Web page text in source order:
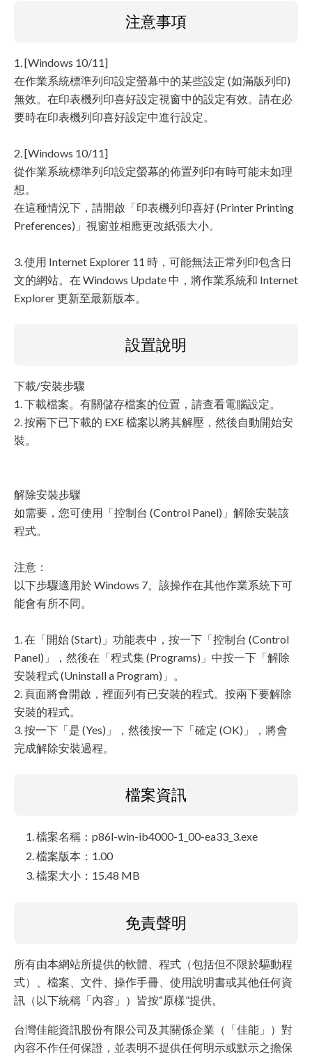
注意事項
1. [Windows 10/11]
在作業系統標準列印設定螢幕中的某些設定 (如滿版列印)
無效。在印表機列印喜好設定視窗中的設定有效。請在必
要時在印表機列印喜好設定中進行設定。
2. [Windows 10/11]
從作業系統標準列印設定螢幕的佈置列印有時可能未如理
想。
在這種情況下，請開啟「印表機列印喜好 (Printer Printing
Preferences)」視窗並相應更改紙張大小。
3. 使用 Internet Explorer 11 時，可能無法正常列印包含日
文的網站。在 Windows Update 中，將作業系統和 Internet
Explorer 更新至最新版本。
設置說明
下載/安裝步驟
1. 下載檔案。有關儲存檔案的位置，請查看電腦設定。
2. 按兩下已下載的 EXE 檔案以將其解壓，然後自動開始安
裝。
解除安裝步驟
如需要，您可使用「控制台 (Control Panel)」解除安裝該
程式。
注意：
以下步驟適用於 Windows 7。該操作在其他作業系統下可
能會有所不同。
1. 在「開始 (Start)」功能表中，按一下「控制台 (Control
Panel)」，然後在「程式集 (Programs)」中按一下「解除
安裝程式 (Uninstall a Program)」。
2. 頁面將會開啟，裡面列有已安裝的程式。按兩下要解除
安裝的程式。
3. 按一下「是 (Yes)」，然後按一下「確定 (OK)」，將會
完成解除安裝過程。
檔案資訊
檔案名稱：p86l-win-ib4000-1_00-ea33_3.exe
檔案版本：1.00
檔案大小：15.48 MB
免責聲明
所有由本網站所提供的軟體、程式（包括但不限於驅動程
式）、檔案、文件、操作手冊、使用說明書或其他任何資
訊（以下統稱「內容」）皆按“原樣”提供。
台灣佳能資訊股份有限公司及其關係企業（「佳能」）對
內容不作任何保證，並表明不提供任何明示或默示之擔保